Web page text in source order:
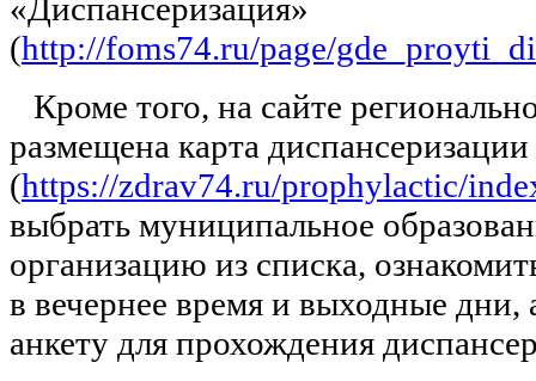
«Диспансеризация»
(http://foms74.ru/page/
Кроме того, на сайте
размещена карта
(https://zdrav74.ru/prophylactic/
выбрать муниципальное
организацию из списка,
в вечернее время и выходные дни,
анкету для прохождения